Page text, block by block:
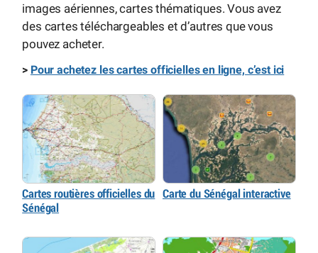
images aériennes, cartes thématiques. Vous avez
des cartes téléchargeables et d’autres que vous
pouvez acheter.
> Pour achetez les cartes officielles en ligne, c’est ici
Cartes routières officielles du
Sénégal
Carte du Sénégal interactive